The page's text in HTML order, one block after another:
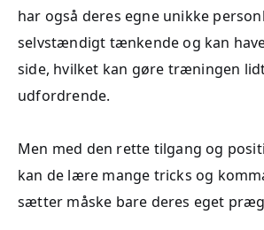
har også deres egne unikke
selvstændigt tænkende og kan
side, hvilket kan gøre træningen
udfordrende.
Men med den rette tilgang og
kan de lære mange tricks og
sætter måske bare deres eget